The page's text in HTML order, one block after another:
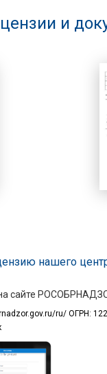
и
нашего
сайте
ru/ ОГРН: